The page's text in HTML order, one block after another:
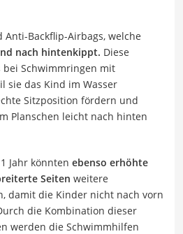
Backflip-Airbags, welche
nach hintenkippt. Diese
Schwimmringen mit
sie das Kind im Wasser
Sitzposition fördern und
Planschen leicht nach hinten
Jahr könnten ebenso erhöhte
Seiten weitere
damit die Kinder nicht nach vorn
die Kombination dieser
werden die Schwimmhilfen